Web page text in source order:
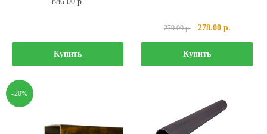
Купить
279.00р.
Первоначальная
цена
составляла
279.00 р..
278.00 р.Текущая
цена:
Купить
-20%